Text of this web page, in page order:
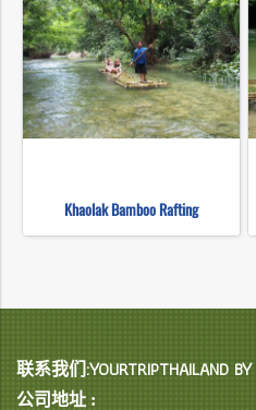
Khaolak Bamboo Rafting
联系我们:YOURTRIPTHAILAND
公司地址 :